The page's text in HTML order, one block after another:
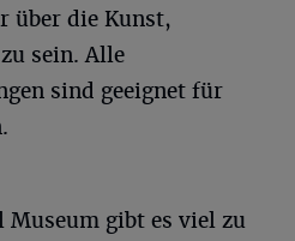
über die Kunst,
sein. Alle
sind geeignet für
Museum gibt es viel zu